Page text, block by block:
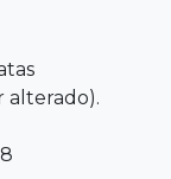
alterado).